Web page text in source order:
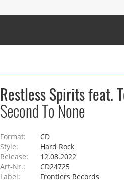
Restless Spirits feat.
Second To None
Format:
CD
Style:
Hard Rock
Release:
12.08.2022
Art-Nr.:
CD24725
Label:
Frontiers Records